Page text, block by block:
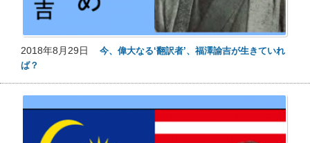
2018年8月29日 今、偉大なる‘翻訳者’、福澤諭吉が生きていれ
ば？